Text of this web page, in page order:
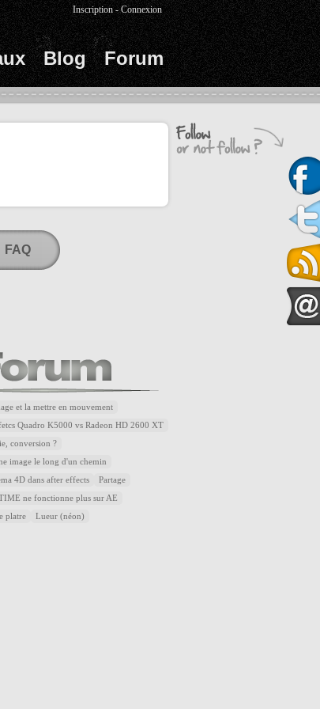
Blog Forum
Inscription -Connexion
FAQ
et la mettre en mouvement
Quadro K5000 vs Radeon HD 2600 XT
conversion ?
image le long d'un chemin
4D dans after effects Partage
ne fonctionne plus sur AE
platre Lueur (néon)